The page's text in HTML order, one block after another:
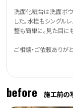
洗面化粧台は洗面ボウ
した。水栓もシングル
整も簡単に。見た目に
ご相談・ご依頼ありが
before 施工前の